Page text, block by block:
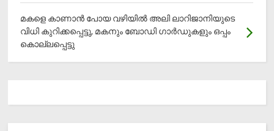
മകളെ കാണാന്‍ പോയ വഴിയില്‍ അലി ലാറിജാനിയുടെ
വിധി കുറിക്കപ്പെട്ടു, മകനും ബോഡി ഗാര്‍ഡുകളും ഒപ്പം
കൊല്ലപ്പെട്ടു